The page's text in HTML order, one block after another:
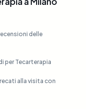
delle
per Tecarterapia
alla visita con